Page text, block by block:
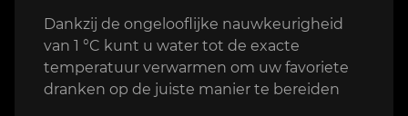
Dankzij de ongelooflijke nauwkeurigheid
van 1 °C kunt u water tot de exacte
temperatuur verwarmen om uw favoriete
dranken op de juiste manier te bereiden